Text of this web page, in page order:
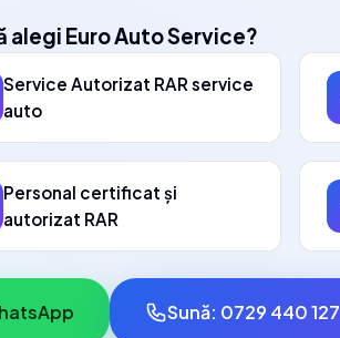
alegi Euro Auto Service?
Service Autorizat RAR service
auto
Personal certificat și
autorizat RAR
Sună: 0729 440 127